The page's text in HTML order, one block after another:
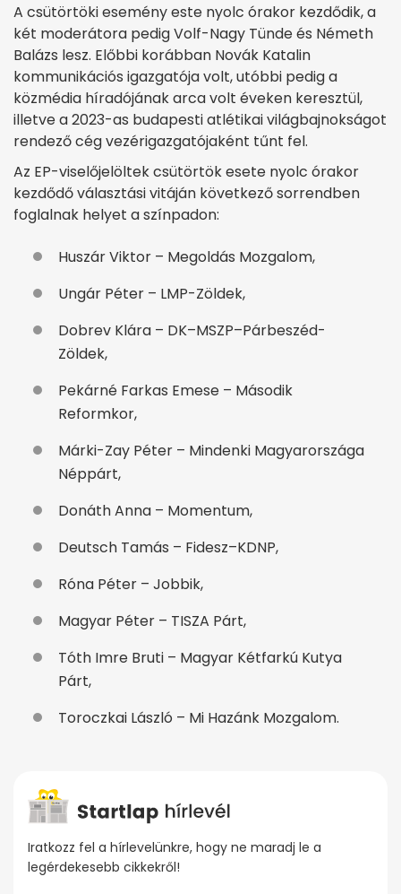
A csütörtöki esemény este nyolc órakor kezdődik, a
két moderátora pedig Volf-Nagy Tünde és Németh
Balázs lesz. Előbbi korábban Novák Katalin
kommunikációs igazgatója volt, utóbbi pedig a
közmédia híradójának arca volt éveken keresztül,
illetve a 2023-as budapesti atlétikai világbajnokságot
rendező cég vezérigazgatójaként tűnt fel.
Az EP-viselőjelöltek csütörtök esete nyolc órakor
kezdődő választási vitáján következő sorrendben
foglalnak helyet a színpadon:
Huszár Viktor – Megoldás Mozgalom,
Ungár Péter – LMP-Zöldek,
Dobrev Klára – DK–MSZP–Párbeszéd-
Zöldek,
Pekárné Farkas Emese – Második
Reformkor,
Márki-Zay Péter – Mindenki Magyarországa
Néppárt,
Donáth Anna – Momentum,
Deutsch Tamás – Fidesz–KDNP,
Róna Péter – Jobbik,
Magyar Péter – TISZA Párt,
Tóth Imre Bruti – Magyar Kétfarkú Kutya
Párt,
Toroczkai László – Mi Hazánk Mozgalom.
Iratkozz fel a hírlevelünkre, hogy ne maradj le a
legérdekesebb cikkekről!